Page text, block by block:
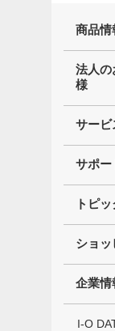
商品情
法人の
様
サービ
サポー
トピッ
ショッ
企業情
I-O